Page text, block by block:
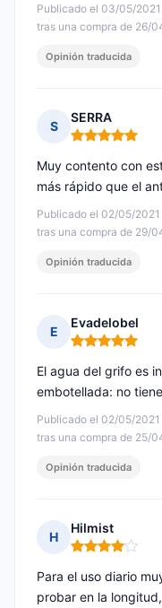
Publicado el 03/05/
tras una compra de 26/
Opinión traducida
S
SERRA
Nota: 5 de 5
Publicado el 02/05/2021
tras una compra de 29/
Muy contento con
más rápido que el
Opinión traducida
E
Evadelobel
Nota: 5 de 5
Publicado el 02/05/2021
tras una compra de 25/
El agua del grifo es
embotellada: no
Opinión traducida
H
Hilmist
Nota: 4 de 5
Para el uso diario
probar en la